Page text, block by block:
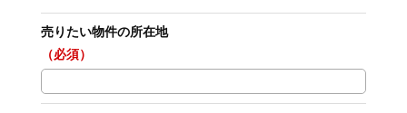
売りたい物件の所在地
（必須）